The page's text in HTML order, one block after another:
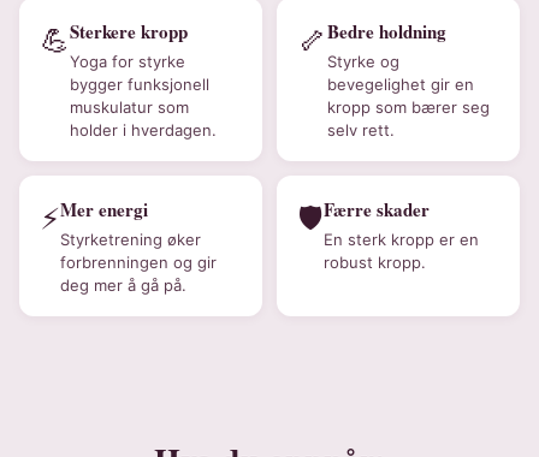
💪Sterkere kropp
Yoga for styrke
bygger funksjonell
muskulatur som
holder i hverdagen.
🦴Bedre holdning
Styrke og
bevegelighet gir en
kropp som bærer seg
selv rett.
⚡Mer energi
Styrketrening øker
forbrenningen og gir
deg mer å gå på.
🛡️Færre skader
En sterk kropp er en
robust kropp.